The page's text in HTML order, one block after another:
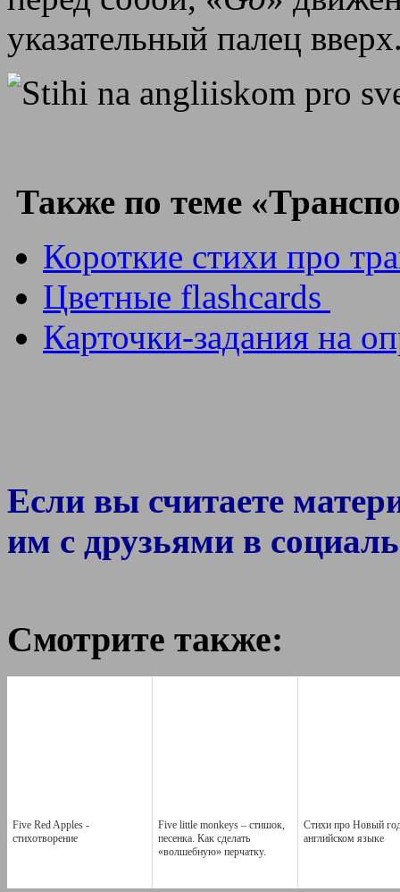
указательный палец
Также по теме
Короткие стихи про
Цветные flashcards
Карточки-задания на
Если вы считаете
им с друзьями в
Смотрите также:
Five Red Apples -
стихотворение
Five little monkeys – стишок,
песенка. Как сделать
«волшебную» перчатку.
Стихи про Новый
английском языке